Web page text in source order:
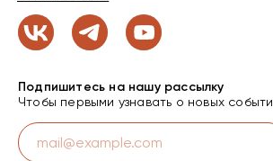
Подпишитесь на нашу рассылку
Чтобы первыми узнавать о новых